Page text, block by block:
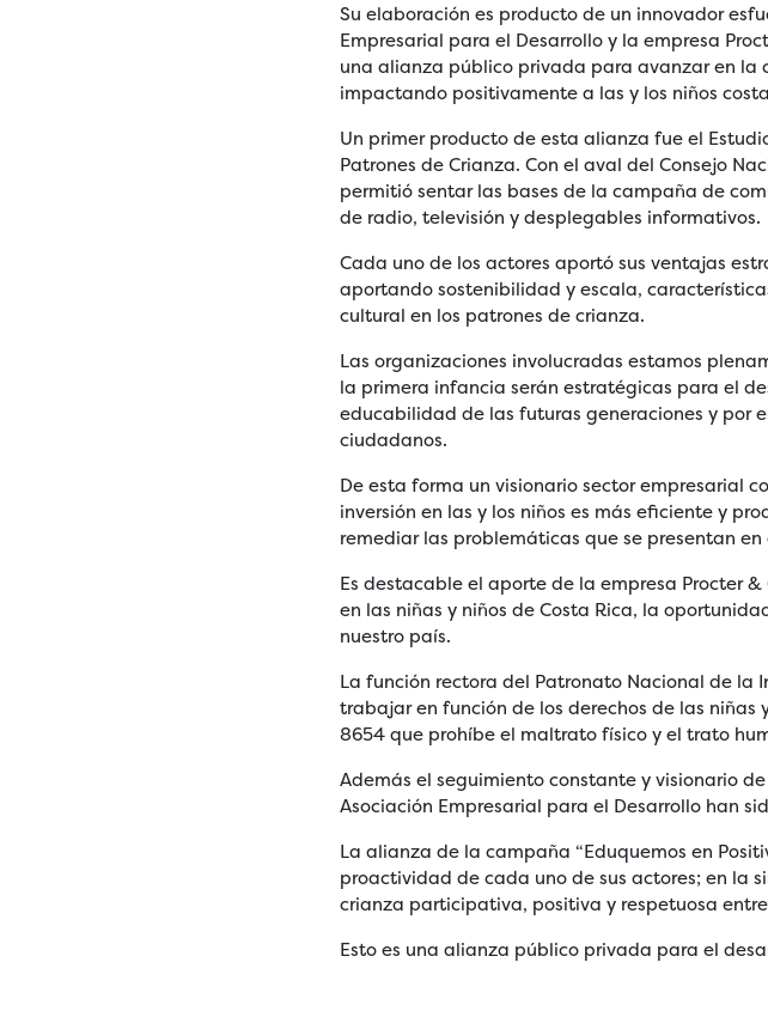
Su elaboración es producto de un innovador
Empresarial para el Desarrollo y la empresa
una alianza público privada para avanzar en la
impactando positivamente a las y los niños
Un primer producto de esta alianza fue el
Patrones de Crianza. Con el aval del Consejo
permitió sentar las bases de la campaña de
de radio, televisión y desplegables informativos.
Cada uno de los actores aportó sus ventajas
aportando sostenibilidad y escala,
cultural en los patrones de crianza.
Las organizaciones involucradas estamos
la primera infancia serán estratégicas para el
educabilidad de las futuras generaciones y por
ciudadanos.
De esta forma un visionario sector empresarial
inversión en las y los niños es más eficiente y
remediar las problemáticas que se presentan
Es destacable el aporte de la empresa Procter
en las niñas y niños de Costa Rica, la
nuestro país.
La función rectora del Patronato Nacional de la
trabajar en función de los derechos de las
8654 que prohíbe el maltrato físico y el trato
Además el seguimiento constante y visionario
Asociación Empresarial para el Desarrollo han
La alianza de la campaña “Eduquemos en
proactividad de cada uno de sus actores; en la
crianza participativa, positiva y respetuosa
Esto es una alianza público privada para el